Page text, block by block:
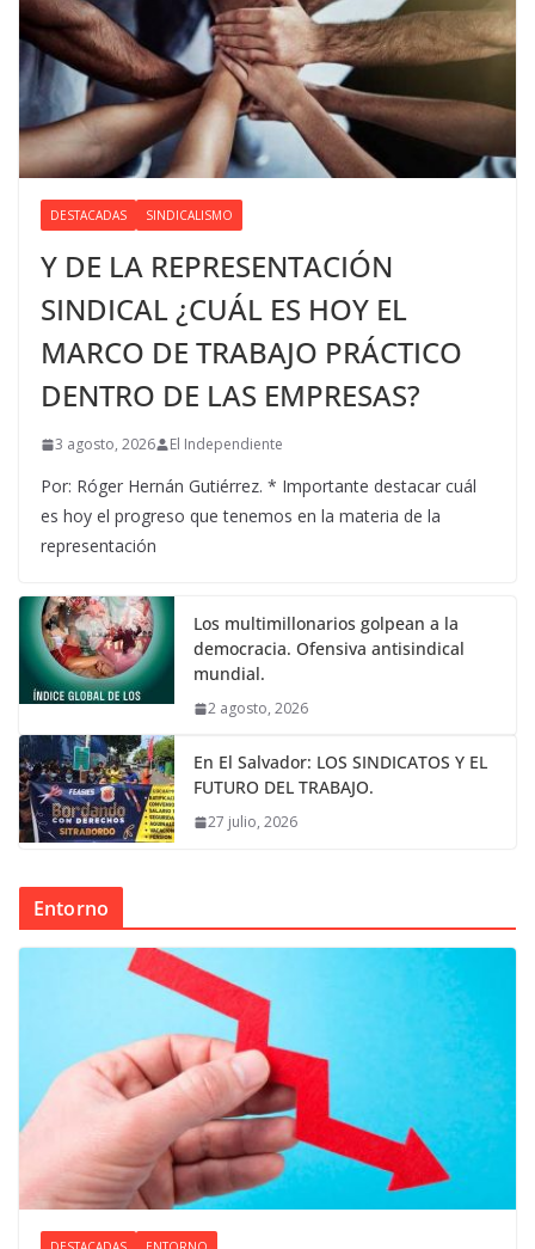
DESTACADAS SINDICALISMO
Y DE LA REPRESENTACIÓN
SINDICAL ¿CUÁL ES HOY EL
MARCO DE TRABAJO PRÁCTICO
DENTRO DE LAS EMPRESAS?
3 agosto, 2026 El Independiente
Por: Róger Hernán Gutiérrez. * Importante destacar cuál
es hoy el progreso que tenemos en la materia de la
representación
Los multimillonarios golpean a la
democracia. Ofensiva antisindical
mundial.
2 agosto, 2026
En El Salvador: LOS SINDICATOS Y EL
FUTURO DEL TRABAJO.
27 julio, 2026
Entorno